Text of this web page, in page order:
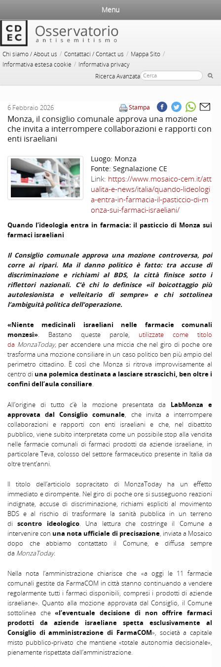
Chi siamo / About us / Contattaci / Contact us / Mappa Sito /
Informativa estesa cookie / Informativa privacy
Ricerca Avanzata
Menu
Stampa
6 Febbraio 2026
Monza, il consiglio comunale approva una mozione
che invita a interrompere collaborazioni e rapporti con
enti israeliani
Luogo: Monza
Fonte: Segnalazione CE
Link: https://www.mosaico-cem.it/att
ualita-e-news/italia/quando-lideologi
a-entra-in-farmacia-il-pasticcio-di-m
onza-sui-farmaci-israeliani/
Quando l’ideologia entra in farmacia: il pasticcio di Monza sui
farmaci israeliani
Il Consiglio comunale approva una mozione controversa, poi
corre ai ripari. Ma il danno politico è fatto: tra accuse di
discriminazione e richiami al BDS, la città finisce sotto i
riflettori nazionali. C’è chi lo definisce «il boicottaggio più
autolesionista e velleitario di sempre» e chi sottolinea
l’ambiguità politica dell’operazione.
«Niente medicinali israeliani nelle farmacie comunali
monzesi». Bastano queste parole, utilizzate come titolo
da MonzaToday, per accendere una miccia che nel giro di poche ore
trasforma una mozione consiliare in un caso politico ben più ampio del
perimetro cittadino. È così che Monza si ritrova improvvisamente al
centro di una polemica destinata a lasciare strascichi, ben oltre i
confini dell’aula consiliare.
All’origine di tutto c’è la mozione presentata da LabMonza e
approvata dal Consiglio comunale , che invita a interrompere
collaborazioni e rapporti con enti israeliani e che, nel dibattito
pubblico, viene subito interpretata come un possibile stop alla vendita
nelle farmacie comunali di farmaci prodotti da aziende israeliane, in
particolare Teva, colosso del settore farmaceutico presente in Italia da
oltre trent’anni.
Il titolo dell’articiolo sopracitato di MonzaToday ha un effetto
immediato e dirompente. Nel giro di poche ore si susseguono reazioni
indignate, accuse di discriminazione, richiami espliciti al movimento
BDS e al rischio di trasformare la sanità pubblica in un terreno
discontro ideologico. Una lettura che costringe il Comune a
intervenire con una nota ufficiale di precisazione, inviata a Mosaico
dopo che abbiamo contattato il Comune, e diffusa sempre
da MonzaToday.
Nella nota l’amministrazione chiarisce che «a oggi le 11 farmacie
comunali gestite da FarmaCOM in città stanno continuando a vendere
regolarmente tutti i farmaci disponibili, compresi i prodotti di aziende
israeliane». Quanto alla mozione approvata dal Consiglio, il Comune
sottolinea che«l’eventuale decisione di non offrire farmaci
prodotti da aziende israeliane spetta esclusivamente al
Consiglio di amministrazione di FarmaCOM», società a capitale
misto pubblico-privato che mantiene «totale autonomia decisionale»,
pienamente rispettata dall’amministrazione.